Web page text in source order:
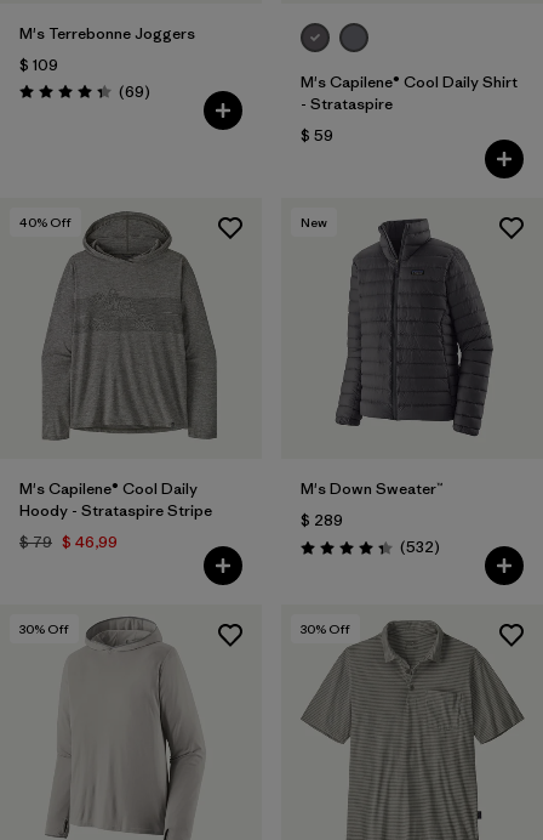
M's Terrebonne Joggers
$ 109
Valoración: 4.3 / 5
(69Comentarios
)
M's Capilene® Cool Daily Shirt
- Strataspire
$ 59
40% Off
M's Capilene® Cool Daily
Hoody - Strataspire Stripe
$ 79 $ 46,99
New
M's Down Sweater™
$ 289
Valoración: 4.4 / 5
(532Comentarios
)
30% Off 30% Off